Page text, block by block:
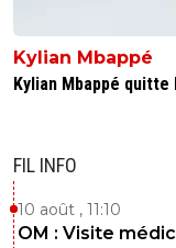
Kylian Mbappé
Kylian Mbappé
FIL INFO
10 août , 11:10
OM : Visite